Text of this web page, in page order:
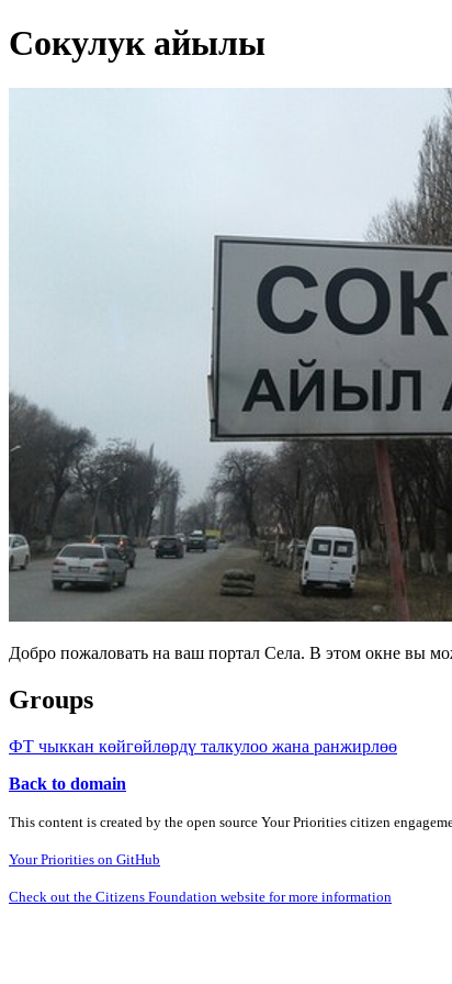
Сокулук айылы
Добро пожаловать на ваш портал Села. В этом окне вы
Groups
ФТ чыккан көйгөйлөрдү талкулоо жана ранжирлөө
Back to domain
This content is created by the open source Your Priorities citizen
Your Priorities on GitHub
Check out the Citizens Foundation website for more information